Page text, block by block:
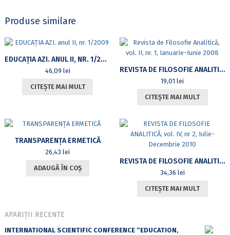
II-Produse similare
EDUCAȚIA AZI. ANUL II, NR. 1/2009
46,09 lei
CITEȘTE MAI MULT
REVISTA DE FILOSOFIE ANALITICĂ, VOL. II, NR. 1, IANUARIE-IUNIE 2008
19,01lei
CITEȘTE MAI MULT
TRANSPARENȚA ERMETICĂ
26,43lei
ADAUGĂ ÎN COȘ
REVISTA DE FILOSOFIE ANALITICĂ, VOL. IV, NR 2, IULIE-DECEMBRIE 2010
34,36 lei
CITEȘTE MAI MULT
APARIȚII RECENTE
INTERNATIONAL SCIENTIFIC CONFERENCE “EDUCATION,